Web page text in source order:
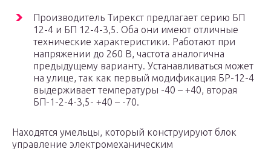
Производитель Тирекст предлагает серию БП
12-4 и БП 12-4-3,5. Оба они имеют отличные
технические характеристики. Работают при
напряжении до 260 В, частота аналогична
предыдущему варианту. Устанавливаться может
на улице, так как первый модификация БР-12-4
выдерживает температуры -40 – +40, вторая
БП-1-2-4-3,5- +40 – -70.
Находятся умельцы, который конструируют блок
управление электромеханическим